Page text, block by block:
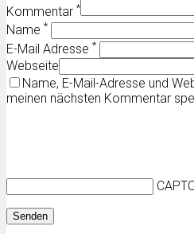
Kommentar *
Name *
E-Mail Adresse *
Webseite
Name, E-Mail-Adresse und
meinen nächsten Kommentar